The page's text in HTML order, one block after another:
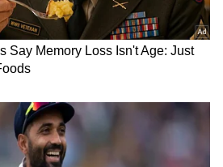
ಗಾಢ
ವಾರದ ಈ 4 ದಿನ ತಪ್ಪಿಯೂ ತಲೆ
ಎಣ್ಣೆ ಹಚ್ಚಬೇಡಿ… ಹಚ್ಚಿದ್ರೋ
ಜೀವನ ಬರ್ಬಾದ್
ಪ್ರಾಣ":
ಶೆಟ್ಟಿ | Rishab
News